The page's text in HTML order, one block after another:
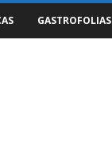
GASTROFOLIAS